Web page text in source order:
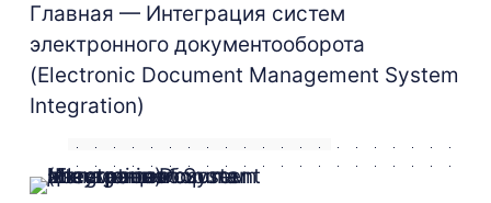
Главная — Интеграция систем
электронного документооборота
(Electronic Document Management System
Integration)